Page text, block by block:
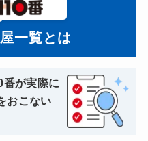
一覧とは
が実際に
おこない